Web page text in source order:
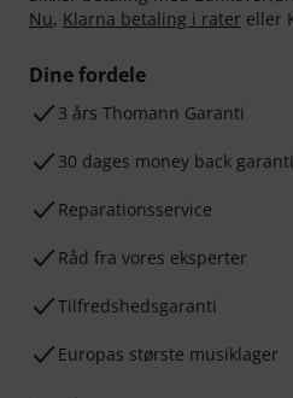
Nu, Klarna betaling i rater eller
Dine fordele
3 års Thomann Garanti
30 dages money back garanti
Reparationsservice
Råd fra vores eksperter
Tilfredshedsgaranti
Europas største musiklager